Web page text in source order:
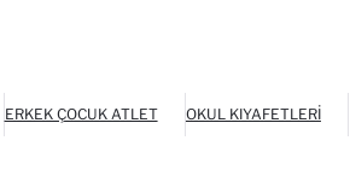
ERKEK ÇOCUK ATLET OKUL KIYAFETLERI